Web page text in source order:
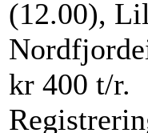
(12.00),
kr 400 t/r.